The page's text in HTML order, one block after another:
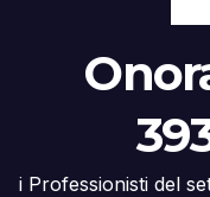
i Professionisti del